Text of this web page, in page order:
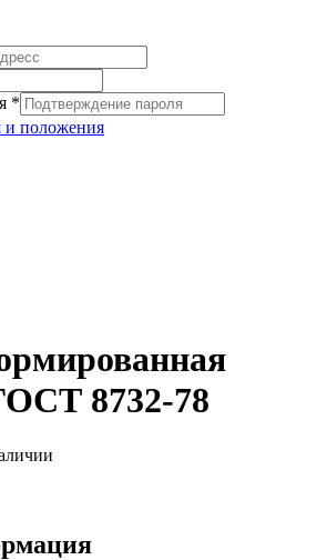
*
и положения
8732-78